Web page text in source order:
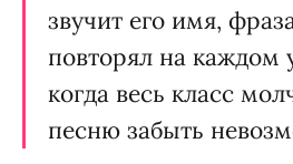
звучит его имя,
повторял на каждом
когда весь класс
песню забыть